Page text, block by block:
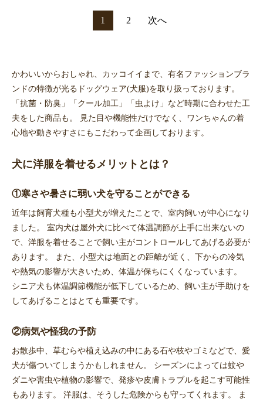
1 2 次へ
かわいいからおしゃれ、カッコイイまで、有名ファッションブラ
ンドの特徴が光るドッグウェア(犬服)を取り扱っております。
「抗菌・防臭」「クール加工」「虫よけ」など時期に合わせた工
夫をした商品も。 見た目や機能性だけでなく、ワンちゃんの着
心地や動きやすさにもこだわって企画しております。
犬に洋服を着せるメリットとは？
①寒さや暑さに弱い犬を守ることができる
近年は飼育犬種も小型犬が増えたことで、室内飼いが中心になり
ました。 室内犬は屋外犬に比べて体温調節が上手に出来ないの
で、洋服を着せることで飼い主がコントロールしてあげる必要が
あります。 また、小型犬は地面との距離が近く、下からの冷気
や熱気の影響が大きいため、体温が保ちにくくなっています。
シニア犬も体温調節機能が低下しているため、飼い主が手助けを
してあげることはとても重要です。
②病気や怪我の予防
お散歩中、草むらや植え込みの中にある石や枝やゴミなどで、愛
犬が傷ついてしまうかもしれません。 シーズンによっては蚊や
ダニや害虫や植物の影響で、発疹や皮膚トラブルを起こす可能性
もあります。 洋服は、そうした危険からも守ってくれます。 ま